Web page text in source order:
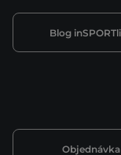
Objednávka
Blog